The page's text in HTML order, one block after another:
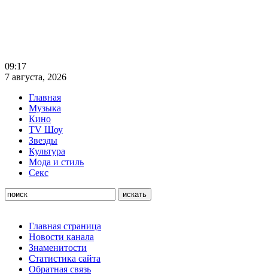
09:17
7 августа, 2026
Главная
Музыка
Кино
TV Шоу
Звезды
Культура
Мода и стиль
Секс
Главная страница
Новости канала
Знаменитости
Статистика сайта
Обратная связь